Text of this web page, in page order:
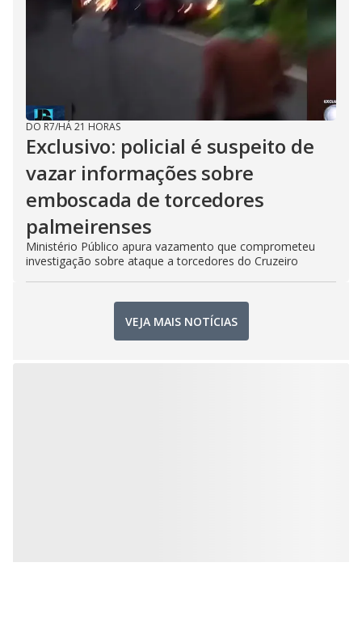
DO R7/HÁ 21 HORAS
Exclusivo: policial é suspeito de
vazar informações sobre
emboscada de torcedores
palmeirenses
Ministério Público apura vazamento que comprometeu
investigação sobre ataque a torcedores do Cruzeiro
VEJA MAIS NOTÍCIAS